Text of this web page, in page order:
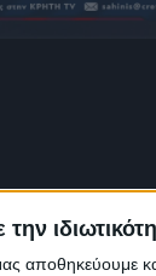
αποθηκεύουμε